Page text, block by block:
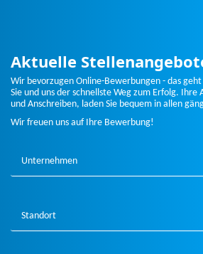
Aktuelle
Wir bevorzugen Online-Bewerbungen - das
Sie und uns der schnellste Weg zum Erfolg. Ihre
und Anschreiben, laden Sie bequem in allen
Wir freuen uns auf Ihre Bewerbung!
Unternehmen
Standort